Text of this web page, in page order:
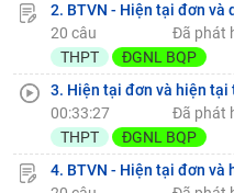
2. BTVN - Hiện tại đơn và
20 câu
Đã phát
THPT
ĐGNL BQP
3. Hiện tại đơn và hiện tại
00:33:27
Đã phát
THPT
ĐGNL BQP
4. BTVN - Hiện tại đơn và